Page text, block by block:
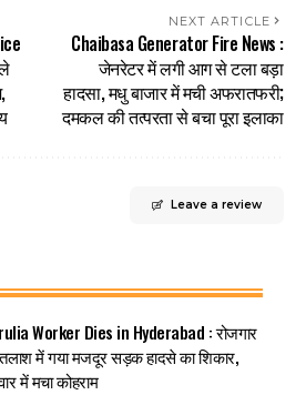
NEXT ARTICLE
Chaibasa Generator Fire News :
जेनरेटर में लगी आग से टला बड़ा
हादसा, मधु बाजार में मची अफरातफरी;
दमकल की तत्परता से बचा पूरा इलाका
Leave a review
Worker Dies in Hyderabad : रोजगार
में गया मजदूर सड़क हादसे का शिकार,
में मचा कोहराम